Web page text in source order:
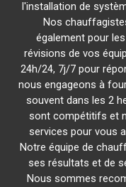
l'installation de
Nos
également pour
révisions de vos
24h/24, 7j/7 pour
nous engageons à
souvent dans les 2
sont compétitifs et
services pour vous
Notre équipe de
ses résultats et de
Nous sommes